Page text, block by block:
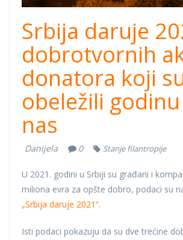
Srbija daruje
dobrotvornih
donatora koji
obeležili godinu
nas
Danijela 0 Stanje filantropije
U 2021. godini u Srbiji su građani i
miliona evra za opšte dobro, podaci su
„Srbija daruje 2021“.
Isti podaci pokazuju da su dve trećine